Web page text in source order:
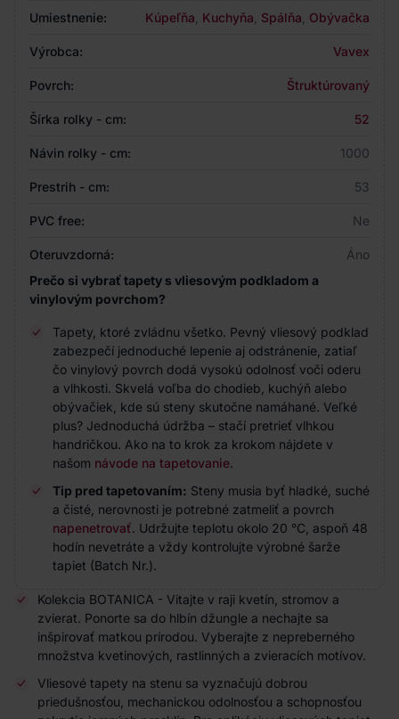
Umiestnenie: Kúpeľňa Kuchyňa Spálňa Obývačka
Výrobca: Vavex
Povrch: Štruktúrovaný
Šírka rolky - cm: 52
Návin rolky - cm: 1000
Prestrih - cm: 53
PVC free: Ne
Oteruvzdorná:
Áno
Prečo si vybrať tapety s vliesovým podkladom a
vinylovým povrchom?
Tapety, ktoré zvládnu všetko. Pevný vliesový podklad
zabezpečí jednoduché lepenie aj odstránenie, zatiaľ
čo vinylový povrch dodá vysokú odolnosť voči oderu
a vlhkosti. Skvelá voľba do chodieb, kuchýň alebo
obývačiek, kde sú steny skutočne namáhané. Veľké
plus? Jednoduchá údržba – stačí pretrieť vlhkou
handričkou. Ako na to krok za krokom nájdete v
našom návode na tapetovanie.
Tip pred tapetovaním: Steny musia byť hladké, suché
a čisté, nerovnosti je potrebné zatmeliť a povrch
napenetrovať. Udržujte teplotu okolo 20 °C, aspoň 48
hodín nevetráte a vždy kontrolujte výrobné šarže
tapiet (Batch Nr.).
Kolekcia BOTANICA - Vitajte v raji kvetín, stromov a
zvierat. Ponorte sa do hlbín džungle a nechajte sa
inšpirovať matkou prírodou. Vyberajte z nepreberného
množstva kvetinových, rastlinných a zvieracích motívov.
Vliesové tapety na stenu sa vyznačujú dobrou
priedušnosťou, mechanickou odolnosťou a schopnosťou